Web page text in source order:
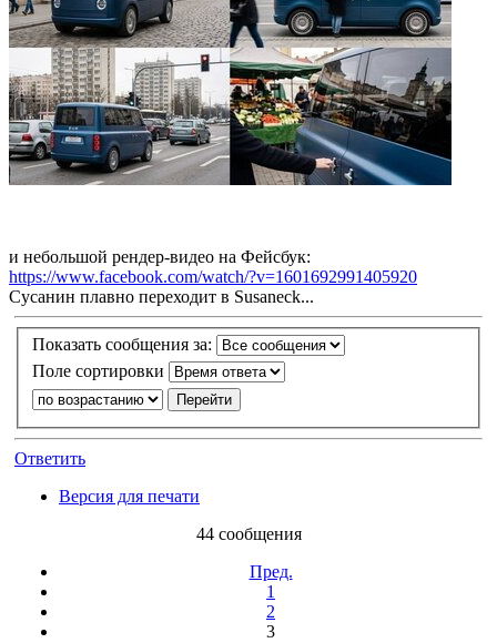
и небольшой рендер-видео на Фейсбук:
https://www.facebook.com/watch/?v=1601692991405920
Сусанин плавно переходит в Susaneck...
Показать сообщения за:
Поле сортировки
Ответить
Версия для печати
44 сообщения
Пред.
1
2
3